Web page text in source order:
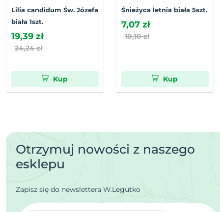
Lilia candidum Św. Józefa
biała 1szt.
19,39 zł
24,24 zł
Kup
Śnieżyca letnia biała 5szt.
7,07 zł
10,10 zł
Kup
Otrzymuj nowości z naszego
esklepu
Zapisz się do newslettera W.Legutko